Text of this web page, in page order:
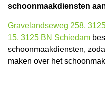
schoonmaakdiensten
Gravelandseweg 258,
15, 3125 BN Schiedam
schoonmaakdiensten,
maken over het